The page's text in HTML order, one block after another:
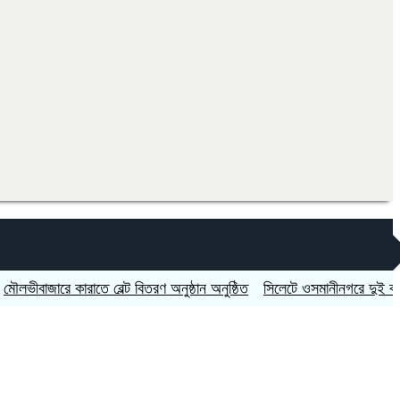
কারাতে বেল্ট বিতরণ অনুষ্ঠান অনুষ্ঠিত সিলেটে ওসমানীনগরে দুই বাসের